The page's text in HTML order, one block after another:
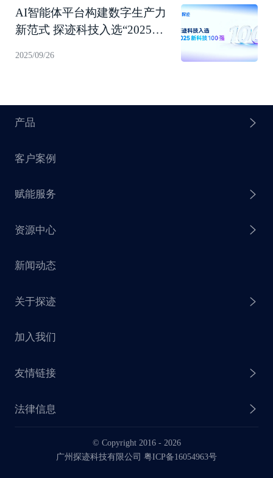
AI智能体平台构建数字生产力
新范式 探迹科技入选“2025新
2025/09/26
产品
探迹 AI Agent
探迹 AI 拓客
探迹 AI 触达
探迹 AI CRM
客户案例
赋能服务
赋能计划
资源中心
销售干货
探迹大数据研究院
新闻动态
关于探迹
企业介绍
联系我们
业务动态
加入我们
友情链接
法律信息
法律声明
© Copyright 2016 - 2026
广州探迹科技有限公司 粤ICP备16054963号